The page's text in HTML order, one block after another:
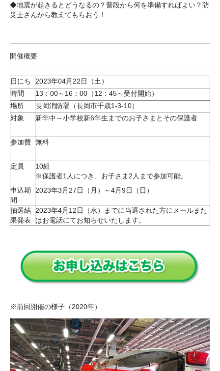
◆地震が起きるとどうなるの？普段から何を準備すればよい？防
災士さんから教えてもらおう！
開催概要
日にち
2023年04月22日（土）
時間
13：00～16：00（12：45～受付開始）
場所
長岡消防署（長岡市千歳1-3-10）
対象
新年中～小学校新6年生までのお子さまとその保護者
参加費 無料
定員
10組
※保護者1人につき、お子さま2人まで参加可能。
申込期
間
2023年3月27日（月）～4月9日（日）
抽選結
果発表
2023年4月12日（水）までに当選された方にメールまた
はお電話にてお知らせいたします。
※前回開催の様子（2020年）